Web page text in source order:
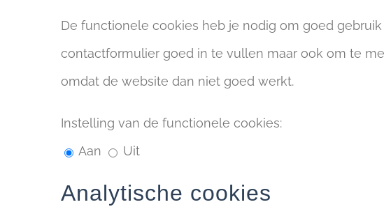
De functionele cookies heb je nodig om goed
contactformulier goed in te vullen maar ook om te
omdat de website dan niet goed werkt.
Instelling van de functionele cookies:
Aan
Uit
Analytische cookies